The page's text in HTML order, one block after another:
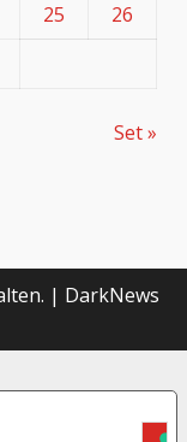
25
26
Set »
| DarkNews